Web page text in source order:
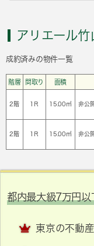
アリエール
成約済みの物件一覧
階層 間取り 面積
2階 1Ｒ 15.00㎡ 非公
2階 1Ｒ 15.00㎡ 非公
都内最大級7万円
東京の不動